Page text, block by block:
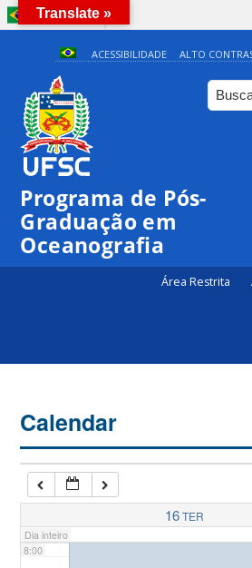
BRASIL
ACESSIBILIDADE ALTO
Programa de Pós-
Graduação em
Oceanografia
Área Restrita
Calendar
16TER
Dia inteiro
0:00
1:00
2:00
7:00
8:00
◤ Período de Inscrições – Processo
Translate »